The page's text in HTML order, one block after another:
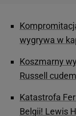
wygrywa w
Koszmarny
Russell
Katastrofa
Belgii! Lewis